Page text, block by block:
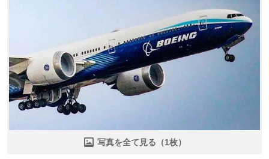
写真を全て見る（1枚）